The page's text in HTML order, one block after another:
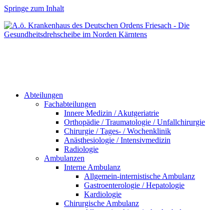
Springe zum Inhalt
Abteilungen
Fachabteilungen
Innere Medizin / Akutgeriatrie
Orthopädie / Traumatologie / Unfallchirurgie
Chirurgie / Tages- / Wochenklinik
Anästhesiologie / Intensivmedizin
Radiologie
Ambulanzen
Interne Ambulanz
Allgemein-internistische Ambulanz
Gastroenterologie / Hepatologie
Kardiologie
Chirurgische Ambulanz